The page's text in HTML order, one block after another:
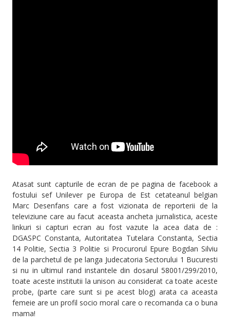
Atasat sunt capturile de ecran de pe pagina de facebook a
fostului sef Unilever pe Europa de Est cetateanul belgian
Marc Desenfans care a fost vizionata de reporterii de la
televiziune care au facut aceasta ancheta jurnalistica, aceste
linkuri si capturi ecran au fost vazute la acea data de :
DGASPC Constanta, Autoritatea Tutelara Constanta, Sectia
14 Politie, Sectia 3 Politie si Procurorul Epure Bogdan Silviu
de la parchetul de pe langa Judecatoria Sectorului 1 Bucuresti
si nu in ultimul rand instantele din dosarul 58001/299/2010,
toate aceste institutii la unison au considerat ca toate aceste
probe, (parte care sunt si pe acest blog) arata ca aceasta
femeie are un profil socio moral care o recomanda ca o buna
mama!